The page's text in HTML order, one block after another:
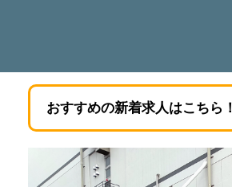
おすすめの新着求人はこちら！